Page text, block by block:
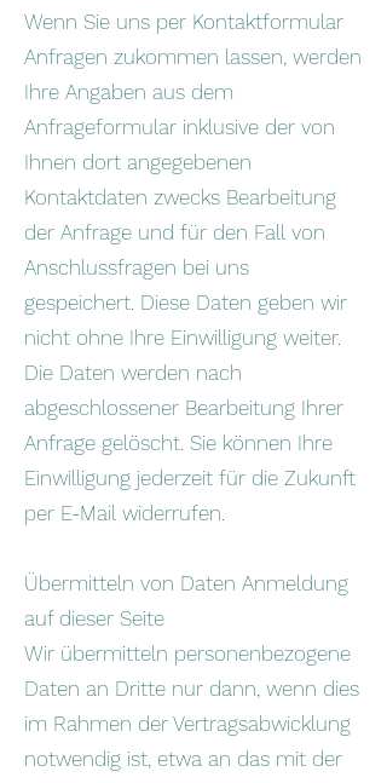
Wenn Sie uns per Kontaktformular
Anfragen zukommen lassen, werden
Ihre Angaben aus dem
Anfrageformular inklusive der von
Ihnen dort angegebenen
Kontaktdaten zwecks Bearbeitung
der Anfrage und für den Fall von
Anschlussfragen bei uns
gespeichert. Diese Daten geben wir
nicht ohne Ihre Einwilligung weiter.
Die Daten werden nach
abgeschlossener Bearbeitung Ihrer
Anfrage gelöscht. Sie können Ihre
Einwilligung jederzeit für die Zukunft
per E-Mail widerrufen.
Übermitteln von Daten Anmeldung
auf dieser Seite
Wir übermitteln personenbezogene
Daten an Dritte nur dann, wenn dies
im Rahmen der Vertragsabwicklung
notwendig ist, etwa an das mit der